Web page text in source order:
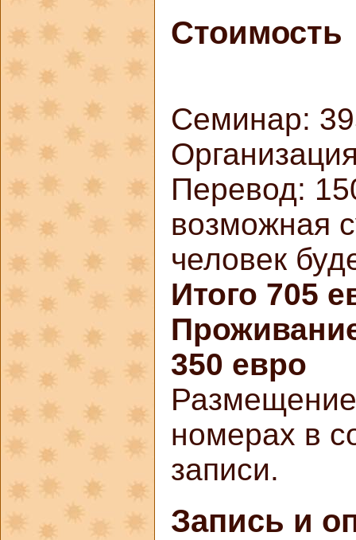
Стоимость
Семинар:
Перевод:
возможная
человек
Итого 705
350 евро
номерах в
записи.
Запись и